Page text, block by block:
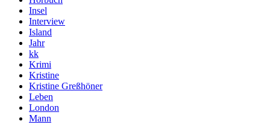
Insel
Interview
Island
Jahr
kk
Krimi
Kristine
Kristine Greßhöner
Leben
London
Mann